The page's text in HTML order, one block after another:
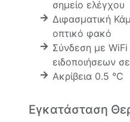
σημείο ελέγχου
Διφασματική
οπτικό φακό
Σύνδεση με
ειδοποιήσεων
Ακρίβεια 0.5 °C
Εγκατάσταση